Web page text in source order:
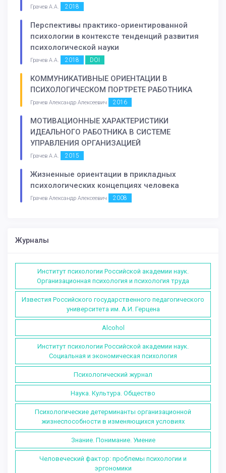
Грачев А.А. 2018
Перспективы практико-ориентированной
психологии в контексте тенденций развития
психологической науки
Грачев А.А. 2018 DOI
КОММУНИКАТИВНЫЕ ОРИЕНТАЦИИ В
ПСИХОЛОГИЧЕСКОМ ПОРТРЕТЕ РАБОТНИКА
Грачев Александр Алексеевич 2016
МОТИВАЦИОННЫЕ ХАРАКТЕРИСТИКИ
ИДЕАЛЬНОГО РАБОТНИКА В СИСТЕМЕ
УПРАВЛЕНИЯ ОРГАНИЗАЦИЕЙ
Грачев А.А. 2015
Жизненные ориентации в прикладных
психологических концепциях человека
Грачев Александр Алексеевич 2008
Журналы
Институт психологии Российской академии наук.
Организационная психология и психология труда
Известия Российского государственного педагогического
университета им. А.И. Герцена
Alcohol
Институт психологии Российской академии наук.
Социальная и экономическая психология
Психологический журнал
Наука. Культура. Общество
Психологические детерминанты организационной
жизнеспособности в изменяющихся условиях
Знание. Понимание. Умение
Человеческий фактор: проблемы психологии и
эргономики